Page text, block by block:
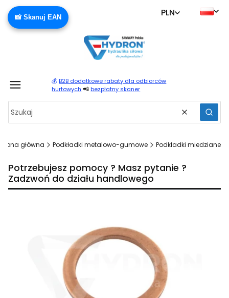
📸 Skanuj EAN PLN
💰 B2B dodatkowe rabaty dla odbiorców
hurtowych 📲 bezpłatny skaner
Wyczyść
główna Podkładki metalowo-gumowe Podkładki miedziane
Potrzebujesz pomocy ? Masz pytanie ?
Zadzwoń do działu handlowego